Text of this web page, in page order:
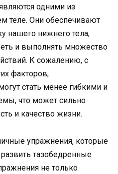
одними из
теле. Они обеспечивают
нашего нижнего тела,
и выполнять множество
К сожалению, с
факторов,
стать менее гибкими и
что может сильно
и качество жизни.
упражнения, которые
тазобедренные
не только